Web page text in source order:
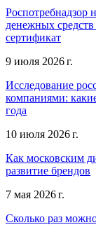
Роспотребнадзор
денежных
сертификат
9 июля 2026 г.
Исследование
компаниями:
года
10 июля 2026 г.
Как московским
развитие брендов
7 мая 2026 г.
Сколько раз